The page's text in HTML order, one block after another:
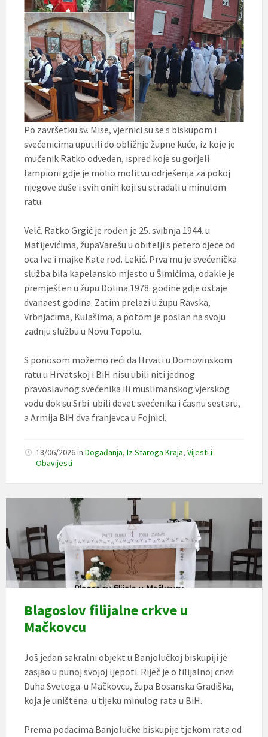
Po završetku sv. Mise, vjernici su se s biskupom i
svećenicima uputili do obližnje župne kuće, iz koje je
mučenik Ratko odveden, ispred koje su gorjeli
lampioni gdje je molio molitvu odrješenja za pokoj
njegove duše i svih onih koji su stradali u minulom
ratu.
Velč. Ratko Grgić je rođen je 25. svibnja 1944. u
Matijevićima, župaVarešu u obitelji s petero djece od
oca Ive i majke Kate rođ. Lekić. Prva mu je svećenička
služba bila kapelansko mjesto u Šimićima, odakle je
premješten u župu Dolina 1978. godine gdje ostaje
dvanaest godina. Zatim prelazi u župu Ravska,
Vrbnjacima, Kulašima, a potom je poslan na svoju
zadnju službu u Novu Topolu.
S ponosom možemo reći da Hrvati u Domovinskom
ratu u Hrvatskoj i BiH nisu ubili niti jednog
pravoslavnog svećenika ili muslimanskog vjerskog
vođu dok su Srbi ubili devet svećenika i časnu sestaru,
a Armija BiH dva franjevca u Fojnici.
18/06/2026in Događanja, Iz Staroga Kraja, Vijesti i
Obavijesti
Blagoslov filijalne crkve u
Mačkovcu
Još jedan sakralni objekt u Banjolučkoj biskupiji je
zasjao u punoj svojoj ljepoti. Riječ je o filijalnoj crkvi
Duha Svetoga u Mačkovcu, župa Bosanska Gradiška,
koja je uništena u tijeku minulog rata u BiH.
Prema podacima Banjolučke biskupije tjekom rata od